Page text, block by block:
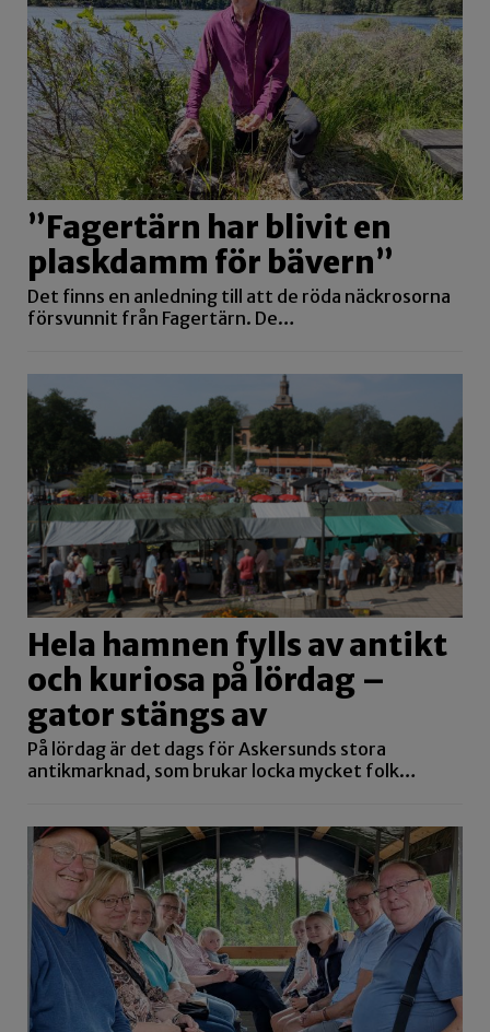
”Fagertärn har blivit en
plaskdamm för bävern”
Det finns en anledning till att de röda näckrosorna
försvunnit från Fagertärn. De…
Hela hamnen fylls av antikt
och kuriosa på lördag –
gator stängs av
På lördag är det dags för Askersunds stora
antikmarknad, som brukar locka mycket folk…